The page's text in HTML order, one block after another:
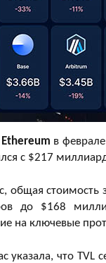
Ethereum в
с $217
общая
до $168
на ключевые
указала, что